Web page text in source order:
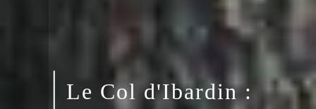
Le Col d'Ibardin :